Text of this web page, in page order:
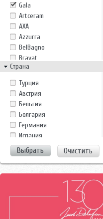
Gala
Artceram
AXA
Azzurra
BelBagno
Bravat
Creavit
Duravit
Geberit
Gsi
Gustavsberg
Ideal Standard
Ido
Imex
Jacob Delafon
Jika
Kopfgescheit
Страна
Tурция
Австрия
Бельгия
Болгария
Германия
Испания
Италия
Польша
Россия
Франция
Очистить